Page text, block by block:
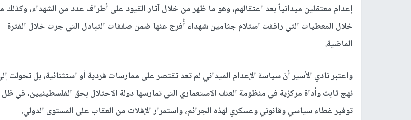
إعدام معتقلين ميدانياً بعد اعتقالهم، وهو ما ظهر من خلال آثار القيود على أطراف عدد من الشهداء، وكذلك
خلال المعطيات التي رافقت استلام جثامين شهداء أُفرج عنها ضمن صفقات التبادل التي جرت خلال الفترة
الماضية.
واعتبر نادي الأسير أنّ سياسة الإعدام الميداني لم تعد تقتصر على ممارسات فردية أو استثنائية، بل تحولت
نهج ثابت وأداة مركزية في منظومة العنف الاستعماري التي تمارسها دولة الاحتلال بحق الفلسطينيين، في ظل
توفير غطاء سياسي وقانوني وعسكري لهذه الجرائم، واستمرار الإفلات من العقاب على المستوى الدولي.